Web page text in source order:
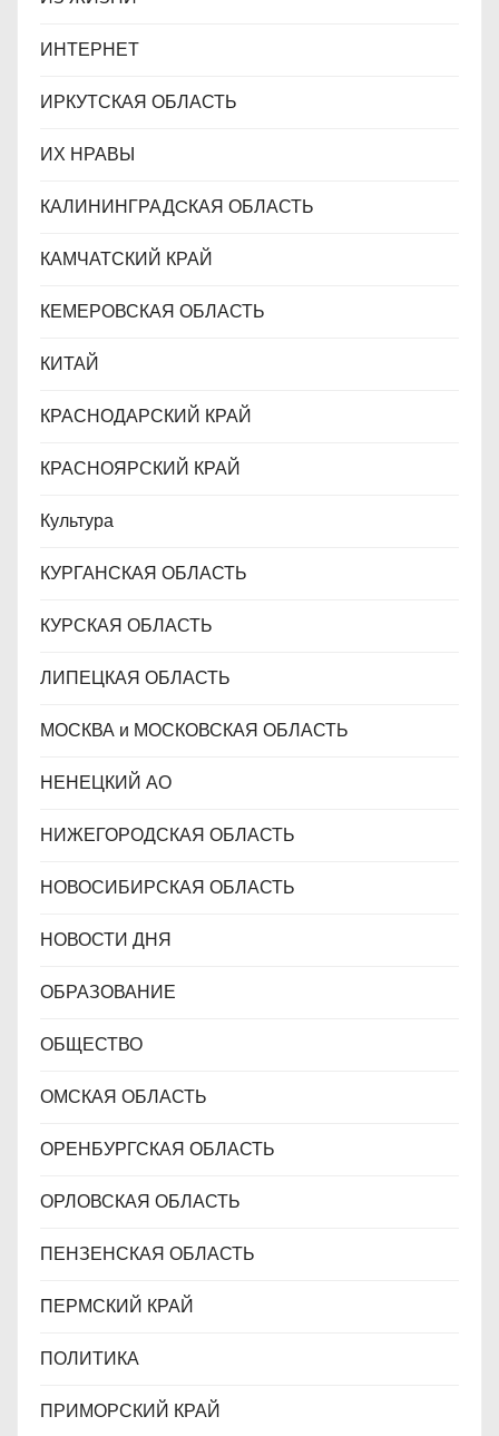
ИНТЕРНЕТ
ИРКУТСКАЯ ОБЛАСТЬ
ИХ НРАВЫ
КАЛИНИНГРАДCКАЯ ОБЛАСТЬ
КАМЧАТСКИЙ КРАЙ
КЕМЕРОВСКАЯ ОБЛАСТЬ
КИТАЙ
КРАСНОДАРСКИЙ КРАЙ
КРАСНОЯРСКИЙ КРАЙ
Культура
КУРГАНСКАЯ ОБЛАСТЬ
КУРСКАЯ ОБЛАСТЬ
ЛИПЕЦКАЯ ОБЛАСТЬ
МОСКВА и МОСКОВСКАЯ ОБЛАСТЬ
НЕНЕЦКИЙ АО
НИЖЕГОРОДСКАЯ ОБЛАСТЬ
НОВОСИБИРСКАЯ ОБЛАСТЬ
НОВОСТИ ДНЯ
ОБРАЗОВАНИЕ
ОБЩЕСТВО
ОМСКАЯ ОБЛАСТЬ
ОРЕНБУРГСКАЯ ОБЛАСТЬ
ОРЛОВСКАЯ ОБЛАСТЬ
ПЕНЗЕНСКАЯ ОБЛАСТЬ
ПЕРМСКИЙ КРАЙ
ПОЛИТИКА
ПРИМОРСКИЙ КРАЙ